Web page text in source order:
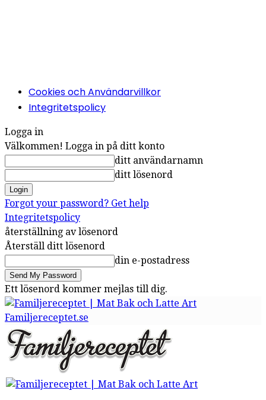
Cookies och Användarvillkor
Integritetspolicy
Logga in
Välkommen! Logga in på ditt konto
ditt användarnamn
ditt lösenord
Forgot your password? Get help
Integritetspolicy
återställning av lösenord
Återställ ditt lösenord
din e-postadress
Ett lösenord kommer mejlas till dig.
Familjereceptet.se